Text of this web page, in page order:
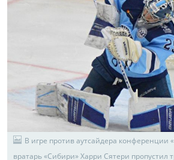
В игре против аутсайдера конференции
вратарь «Сибири» Харри Сятери